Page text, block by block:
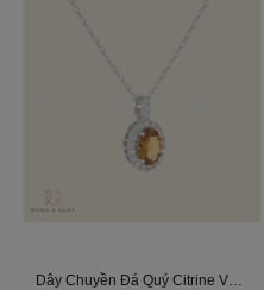
Dây Chuyền Đá Quý Citrine Vàng